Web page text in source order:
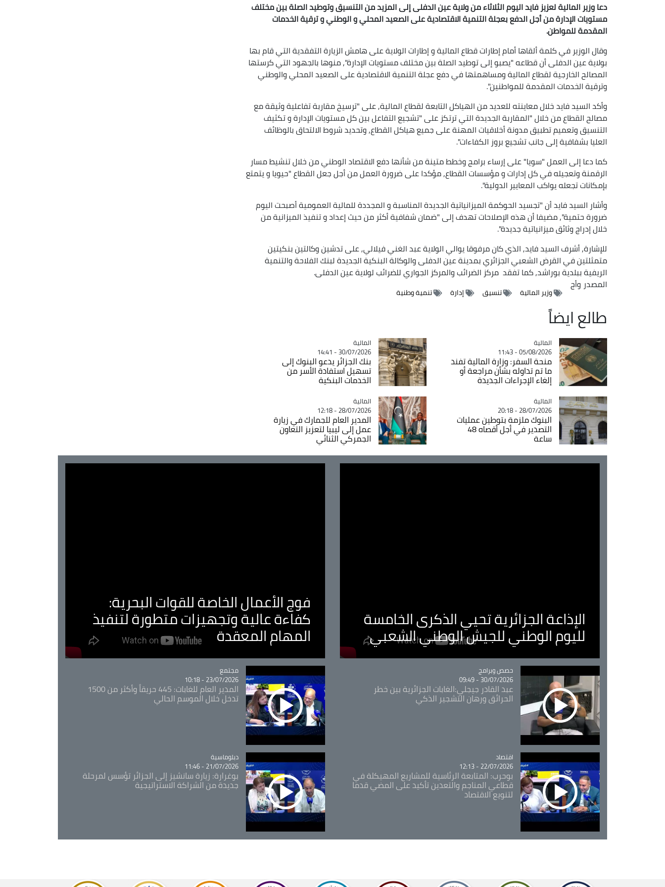
دعا وزير المالية لعزيز فايد اليوم الثلاثاء من ولاية عين الدفلى إلى المزيد من التنسيق وتوطيد الصلة بين مختلف
مستويات الإدارة من أجل الدفع بعجلة التنمية الاقتصادية على الصعيد المحلي و الوطني و ترقية الخدمات
المقدمة للمواطن.
وقال الوزير في كلمة ألقاها أمام إطارات قطاع المالية و إطارات الولاية على هامش الزيارة التفقدية التي قام بها
بولاية عين الدفلى أن قطاعه "يصبو إلى توطيد الصلة بين مختلف مستويات الإدارة", منوها بالجهود التي كرستها
المصالح الخارجية لقطاع المالية ومساهمتها في دفع عجلة التنمية الاقتصادية على الصعيد المحلي والوطني
وترقية الخدمات المقدمة للمواطنين".
وأكد السيد فايد خلال معاينته للعديد من الهياكل التابعة لقطاع المالية, على "ترسيخ مقاربة تفاعلية وثيقة مع
مصالح القطاع من خلال "المقاربة الجديدة التي ترتكز على "تشجيع التفاعل بين كل مستويات الإدارة و تكثيف
التنسيق وتعميم تطبيق مدونة أخلاقيات المهنة على جميع هياكل القطاع, وتحديد شروط الالتحاق بالوظائف
العليا بشفافية إلى جانب تشجيع بروز الكفاءات".
كما دعا إلى العمل "سويا" على إرساء برامج وخطط متينة من شأنها دفع الاقتصاد الوطني من خلال تنشيط مسار
الرقمنة وتعجيله في كل إدارات و مؤسسات القطاع, مؤكدا على ضرورة العمل من أجل جعل القطاع "حيويا و يتمتع
بإمكانات تجعله يواكب المعايير الدولية".
وأشار السيد فايد أن "تجسيد الحوكمة الميزانياتية الجديدة المناسبة و المجددة للمالية العمومية أصبحت اليوم
ضرورة حتمية", مضيفا أن هذه الإصلاحات تهدف إلى "ضمان شفافية أكثر من حيث إعداد و تنفيذ الميزانية من
خلال إدراج وثائق ميزانياتية جديدة".
للإشارة, أشرف السيد فايد, الذي كان مرفوقا يوالي الولاية عبد الغني فيلالي, على تدشين وكالتين بنكيتين
متمثلتين في القرض الشعبي الجزائري بمدينة عين الدفلى والوكالة البنكية الجديدة لبنك الفلاحة والتنمية
الريفية ببلدية بوراشد, كما تفقد مركز الضرائب والمركز الجواري للضرائب لولاية عين الدفلى.
المصدر وأج
وزير المالية تنسيق إدارة تنمية وطنية
طالع ايضاً
Catégorie
المالية
05/08/2026 - 11:43
منحة السفر: وزارة المالية تفند
ما تم تداوله بشأن مراجعة أو
إلغاء الإجراءات الجديدة
Catégorie
المالية
30/07/2026 - 14:41
بنك الجزائر يدعو البنوك إلى
تسهيل استفادة الأسر من
الخدمات البنكية
Catégorie
المالية
28/07/2026 - 20:18
البنوك ملزمة بتوطين عمليات
التصدير في أجل أقصاه 48
ساعة
Catégorie
المالية
28/07/2026 - 12:18
المدير العام للجمارك في زيارة
عمل إلى ليبيا لتعزيز التعاون
الجمركي الثنائي
الإذاعة الجزائرية تحيي الذكرى الخامسة
لليوم الوطني للجيش الوطني الشعبي
فوج الأعمال الخاصة للقوات البحرية:
كفاءة عالية وتجهيزات متطورة لتنفيذ
المهام المعقدة
Catégorie
حصص وبرامج
30/07/2026 - 09:49
عبد القادر جيجلي:الغابات الجزائرية بين خطر
الحرائق ورهان التشجير الذكي
Catégorie
مجتمع
23/07/2026 - 10:18
المدير العام للغابات: 445 حريقاً وأكثر من 1500
تدخل خلال الموسم الحالي
Catégorie
اقتصاد
22/07/2026 - 12:13
بوحرب: المتابعة الرئاسية للمشاريع المهيكلة في
قطاعي المناجم والتعدين تأكيد على المضي قدما
لتنويع الاقتصاد
Catégorie
دبلوماسية
21/07/2026 - 11:46
بوغرارة: زيارة سانشيز إلى الجزائر تؤسس لمرحلة
جديدة من الشراكة الاستراتيجية